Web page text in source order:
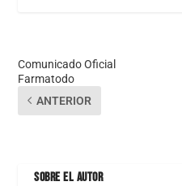
Comunicado Oficial
Farmatodo
ANTERIOR
SOBRE EL AUTOR